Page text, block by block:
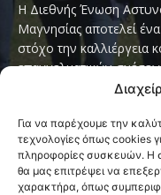
Για να παρέχουμε την
τεχνολογίες όπως cookies
πληροφορίες συσκευών. Η
θα μας επιτρέψει να
χαρακτήρα, όπως
Η Διεθνής Ένωση
Μαγνησίας αποτελεί
στόχο την καλλιέργεια
επαγγελματικών
παγκόσμιο σύνθημα
Contact us: